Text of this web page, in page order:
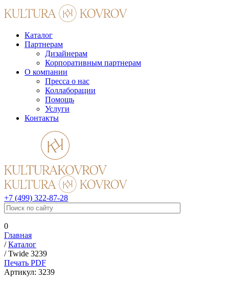
Каталог
Партнерам
Дизайнерам
Корпоративным партнерам
О компании
Пресса о нас
Коллаборации
Помощь
Услуги
Контакты
+7 (499) 322-87-28
0
Главная
/Каталог
/Twide 3239
Печать PDF
Артикул: 3239